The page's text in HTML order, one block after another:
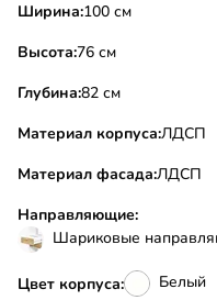
Ширина:100 см
Высота:76 см
Глубина:82 см
Материал корпуса:ЛДСП
Материал фасада:ЛДСП
Направляющие:
Шариковые
Цвет корпуса: Белый